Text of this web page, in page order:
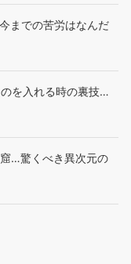
までの苦労はなんだ
を入れる時の裏技…
…驚くべき異次元の